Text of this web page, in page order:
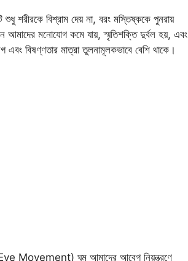
শরীরকে বিশ্রাম দেয় না, বরং মস্তিষ্ককে পুনরায়
আমাদের মনোযোগ কমে যায়, স্মৃতিশক্তি দুর্বল হয়, এবং
এবং বিষণ্ণতার মাত্রা তুলনামূলকভাবে বেশি থাকে।
Eye Movement) ঘুম আমাদের আবেগ নিয়ন্ত্রণে